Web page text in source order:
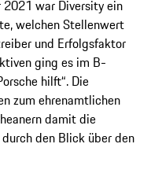
war Diversity ein
welchen ­Stellenwert
und Erfolgsfaktor
ging es im B­
hilft“. Die
zum ehrenamtlichen
damit die
den Blick über den